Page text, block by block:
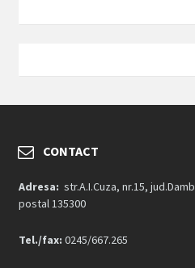
CONTACT
Adresa: str.A.I.Cuza, nr.15,
postal 135300
Tel./fax: 0245/667.265